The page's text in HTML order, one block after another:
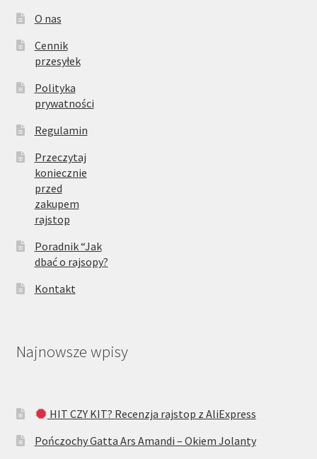
O nas
Cennik
przesyłek
Polityka
prywatności
Regulamin
Przeczytaj
koniecznie
przed
zakupem
rajstop
Poradnik “Jak
dbać o rajsopy?
Kontakt
Najnowsze wpisy
HIT CZY KIT? Recenzja rajstop z AliExpress
Pończochy Gatta Ars Amandi – Okiem Jolanty